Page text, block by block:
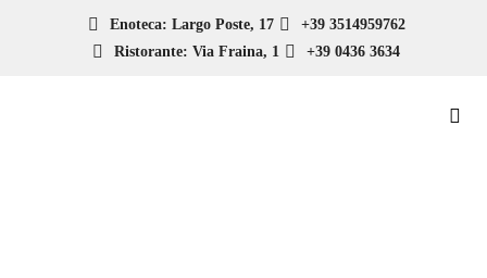
Enoteca: Largo Poste, 17
+39 3514959762
Ristorante: Via Fraina, 1
+39 0436 3634